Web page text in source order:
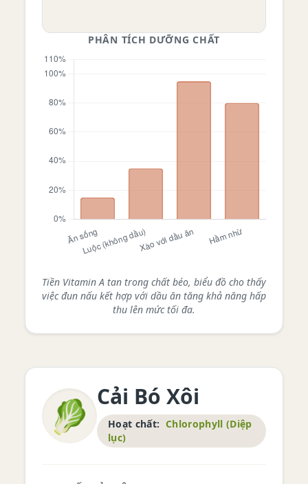
PHÂN TÍCH DƯỠNG CHẤT
Tiền Vitamin A tan trong chất béo, biểu đồ cho thấy
việc đun nấu kết hợp với dầu ăn tăng khả năng hấp
thu lên mức tối đa.
🥬 Cải Bó Xôi
Hoạt chất: Chlorophyll (Diệp
lục)